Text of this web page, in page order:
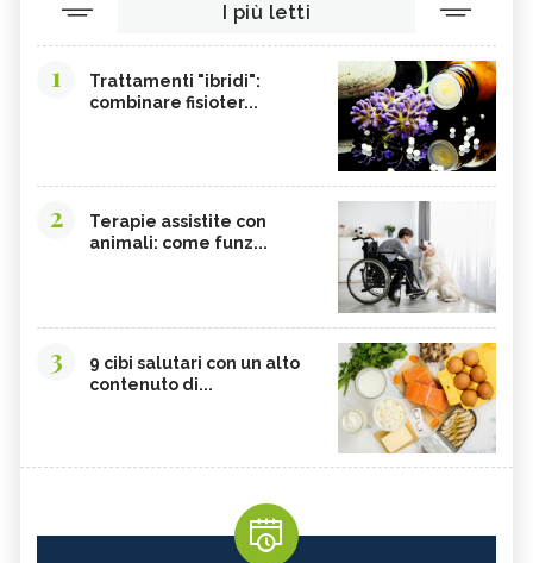
I più letti
1
Trattamenti "ibridi":
combinare fisioter...
2
Terapie assistite con
animali: come funz...
3
9 cibi salutari con un alto
contenuto di...